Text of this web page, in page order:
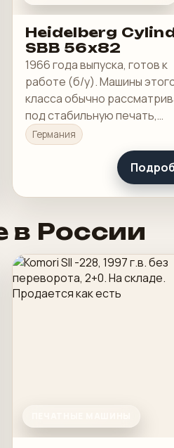
Heidelberg
SBB 56x82
1966 года выпуска, готов к
работе (б/у). Машины
класса обычно
под стабильную печать,
понятную приладку и
загрузку в смене.
Германия
в России